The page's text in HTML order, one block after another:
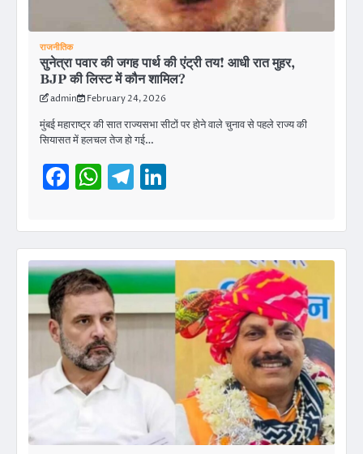
राजनीतिक
सुनेत्रा पवार की जगह पार्थ की एंट्री तय! आधी रात मुहर,
BJP की लिस्ट में कौन शामिल?
admin February 24, 2026
मुंबई महाराष्ट्र की सात राज्यसभा सीटों पर होने वाले चुनाव से पहले राज्य की
सियासत में हलचल तेज हो गई…
Facebook
WhatsApp
Telegram